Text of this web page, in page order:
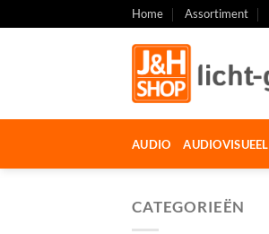
naar
Home Assortiment
AUDIO AUDIOVISUEEL
CATEGORIEËN